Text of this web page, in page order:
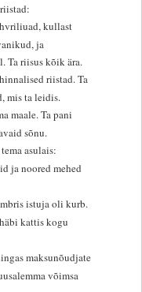
kullast
ja
Ta riisus kõik ära.
riistad. Ta
mis ta leidis.
maale. Ta pani
sõnu.
asulais:
ja noored mehed
istuja oli kurb.
kattis kogu
maksunõudjate
võimsa